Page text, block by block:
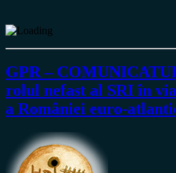
GPR –
rolul nefast al SRI în
a României euro-